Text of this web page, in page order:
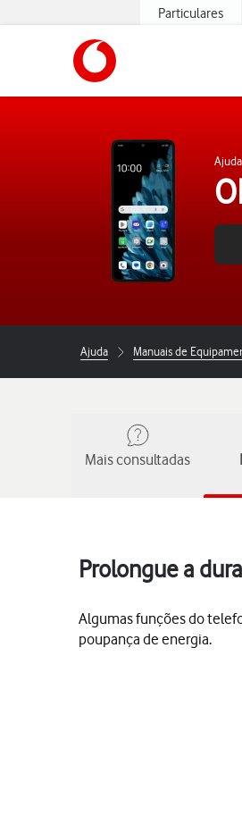
Particulares
Ajuda Manuais de
Mais consultadas
Prolongue a
Algumas funções do
poupança de energia.